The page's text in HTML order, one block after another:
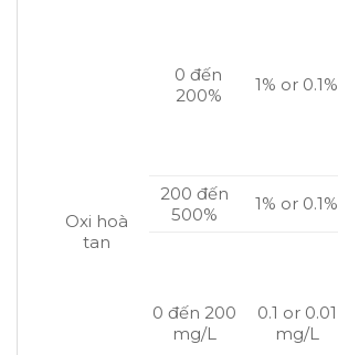
Oxi hoà
tan
0 đến
200%
1% or 0.1%
200 đến
500%
1% or 0.1%
0 đến 200
mg/L
0.1 or 0.01
mg/L